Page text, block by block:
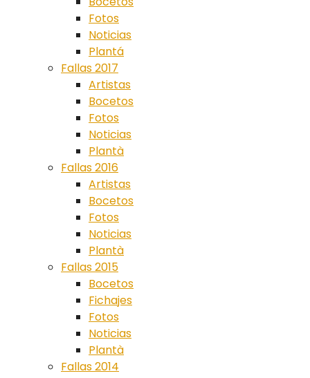
Fotos
Noticias
Plantá
Fallas 2017
Artistas
Bocetos
Fotos
Noticias
Plantà
Fallas 2016
Artistas
Bocetos
Fotos
Noticias
Plantà
Fallas 2015
Bocetos
Fichajes
Fotos
Noticias
Plantà
Fallas 2014